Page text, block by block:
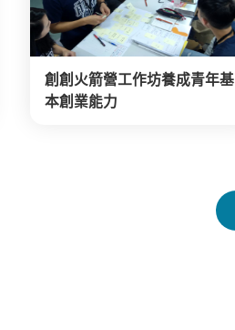
創創火箭營工作坊養成青年基
本創業能力